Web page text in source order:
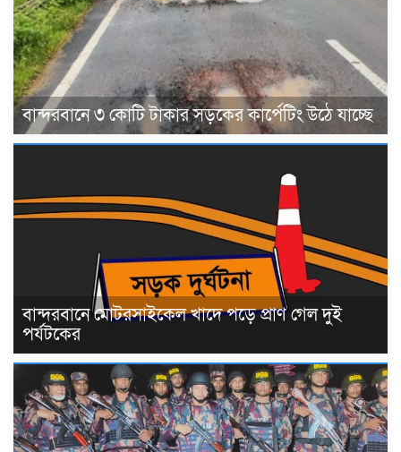
বান্দরবানে ৩ কোটি টাকার সড়কের কার্পেটিং উঠে যাচ্ছে
বান্দরবানে মোটরসাইকেল খাদে পড়ে প্রাণ গেল দুই
পর্যটকের